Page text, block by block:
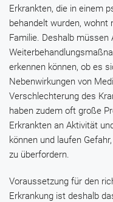
Erkrankten, die in einem
behandelt wurden, wohnt
Familie. Deshalb müssen
erkennen können, ob es
Nebenwirkungen von
Verschlechterung des
haben zudem oft große
Erkrankten an Aktivität
können und laufen
zu überfordern.
Voraussetzung für den
Erkrankung ist deshalb